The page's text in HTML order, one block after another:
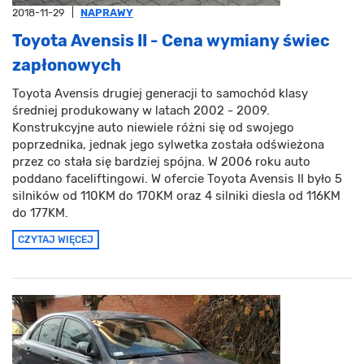
2018-11-29 NAPRAWY
Toyota Avensis II - Cena wymiany świec
zapłonowych
Toyota Avensis drugiej generacji to samochód klasy
średniej produkowany w latach 2002 - 2009.
Konstrukcyjne auto niewiele różni się od swojego
poprzednika, jednak jego sylwetka została odświeżona
przez co stała się bardziej spójna. W 2006 roku auto
poddano faceliftingowi. W ofercie Toyota Avensis II było 5
silników od 110KM do 170KM oraz 4 silniki diesla od 116KM
do 177KM.
CZYTAJ WIĘCEJ